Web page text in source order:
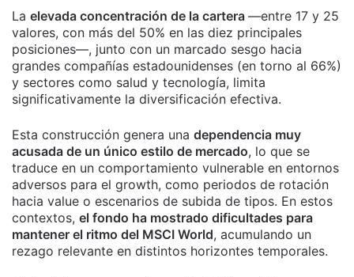
La elevada concentración de la cartera —entre 17 y 25
valores, con más del 50% en las diez principales
posiciones—, junto con un marcado sesgo hacia
grandes compañías estadounidenses (en torno al 66%)
y sectores como salud y tecnología, limita
significativamente la diversificación efectiva.
Esta construcción genera una dependencia muy
acusada de un único estilo de mercado, lo que se
traduce en un comportamiento vulnerable en entornos
adversos para el growth, como periodos de rotación
hacia value o escenarios de subida de tipos. En estos
contextos, el fondo ha mostrado dificultades para
mantener el ritmo del MSCI World, acumulando un
rezago relevante en distintos horizontes temporales.